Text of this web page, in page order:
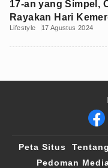
17-an yang Simpel,
Rayakan Hari
Lifestyle 17 Agustus 2024
Peta Situs
Pedoman